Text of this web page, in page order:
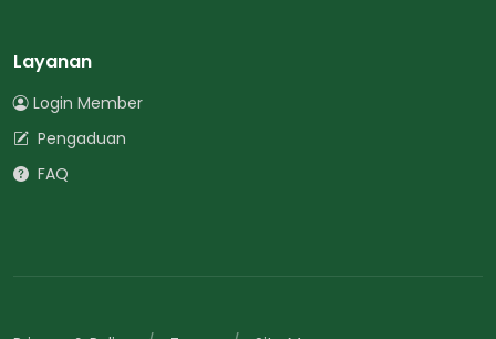
Layanan
Login Member
Pengaduan
FAQ